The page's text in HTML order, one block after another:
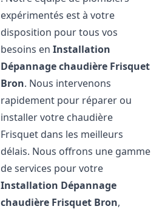
expérimentés est à votre
disposition pour tous vos
besoins enInstallation
Dépannage chaudière Frisquet
Bron. Nous intervenons
rapidement pour réparer ou
installer votre chaudière
Frisquet dans les meilleurs
délais. Nous offrons une gamme
de services pour votre
Installation Dépannage
chaudière Frisquet Bron,